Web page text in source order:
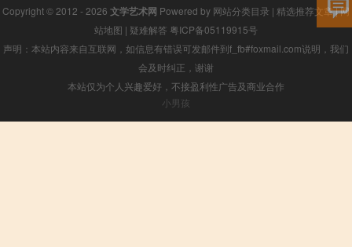
Copyright © 2012 - 2026 文学艺术网 Powered by 网站分类目录 | 精选推荐文章|网
站地图 | 疑难解答 粤ICP备05119915号
声明：本站内容来自互联网，如信息有错误可发邮件到f_fb#foxmail.com说明，我们
会及时纠正，谢谢
本站仅为个人兴趣爱好，不接盈利性广告及商业合作
小男孩